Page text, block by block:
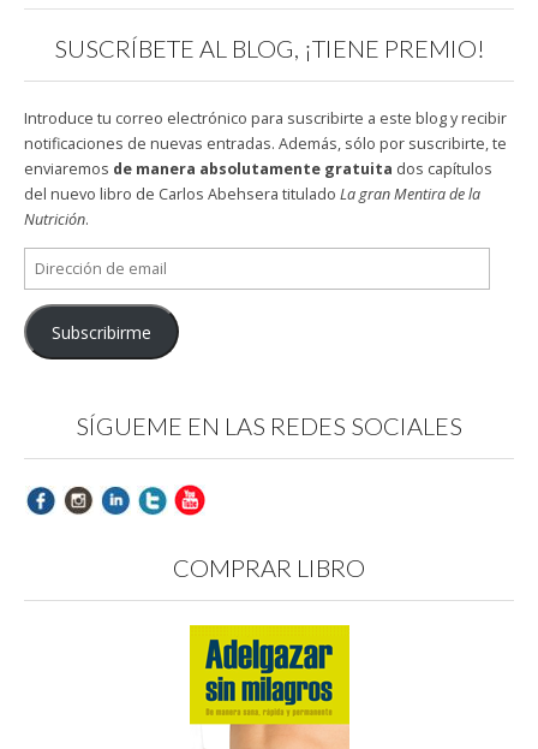
SUSCRÍBETE AL BLOG, ¡TIENE PREMIO!
Introduce tu correo electrónico para suscribirte a este blog y recibir
notificaciones de nuevas entradas. Además, sólo por suscribirte, te
enviaremos de manera absolutamente gratuita dos capítulos
del nuevo libro de Carlos Abehsera titulado La gran Mentira de la
Nutrición.
Dirección
de
email
Subscribirme
SÍGUEME EN LAS REDES SOCIALES
COMPRAR LIBRO